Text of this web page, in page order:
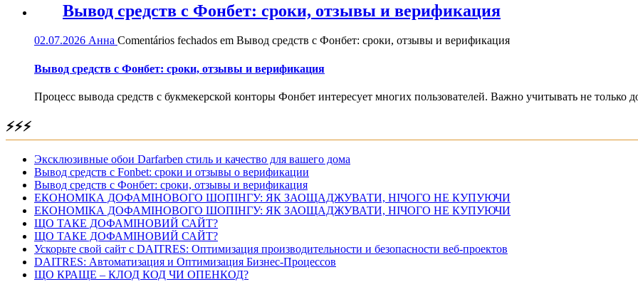
Вывод средств с Фонбет: сроки, отзывы и верификация
02.07.2026 Анна Comentários fechados em Вывод средств с Фонбет: сроки, отзывы и верификация
Вывод средств с Фонбет: сроки, отзывы и верификация
Процесс вывода средств с букмекерской конторы Фонбет интересует многих пользователей. Важно учитывать не только
⚡⚡⚡
Эксклюзивные обои Darfarben стиль и качество для вашего дома
Вывод средств с Fonbet: сроки и отзывы о верификации
Вывод средств с Фонбет: сроки, отзывы и верификация
ЕКОНОМІКА ДОФАМІНОВОГО ШОПІНГУ: ЯК ЗАОЩАДЖУВАТИ, НІЧОГО НЕ КУПУЮЧИ
ЕКОНОМІКА ДОФАМІНОВОГО ШОПІНГУ: ЯК ЗАОЩАДЖУВАТИ, НІЧОГО НЕ КУПУЮЧИ
ЩО ТАКЕ ДОФАМІНОВИЙ САЙТ?
ЩО ТАКЕ ДОФАМІНОВИЙ САЙТ?
Ускорьте свой сайт с DAITRES: Оптимизация производительности и безопасности веб-проектов
DAITRES: Автоматизация и Оптимизация Бизнес-Процессов
ЩО КРАЩЕ – КЛОД КОД ЧИ ОПЕНКОД?